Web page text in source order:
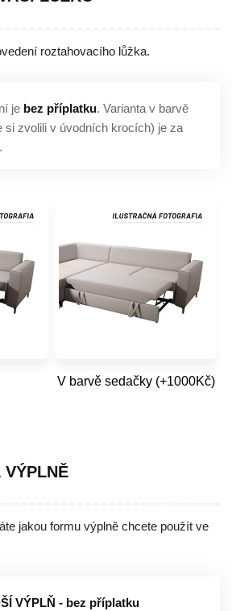
roztahovacího lůžka.
je bez příplatku. Varianta v barvě
si zvolili v úvodních krocích) je za
.
V barvě sedačky (+1000Kč)
VÝPLNĚ
jakou formu výplně chcete použít ve
VÝPLŇ - bez příplatku